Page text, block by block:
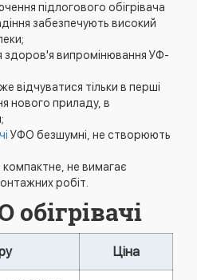
підлогового обігрівача
забезпечують високий
здоров'я випромінювання УФ-
відчуватися тільки в перші
нового приладу, в
УФО безшумні, не створюють
не вимагає
робіт.
обігрівачі
Ціна